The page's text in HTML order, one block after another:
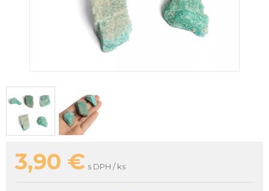
3,90 € s DPH / ks